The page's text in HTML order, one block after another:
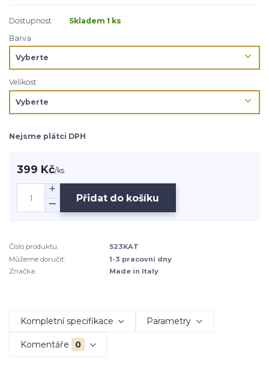
Dostupnost
Skladem 1 ks
Barva
Velikost
Nejsme plátci DPH
399 Kč/ks
Přidat do košíku
Číslo produktu:
523KAT
Můžeme doručit:
1-3 pracovní dny
Značka:
Made in Italy
Kompletní specifikace Parametry
Komentáře 0